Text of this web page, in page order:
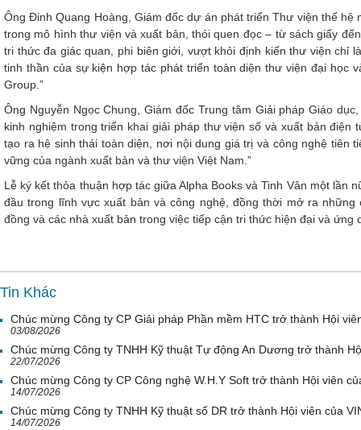
Ông Đinh Quang Hoàng, Giám đốc dự án phát triển Thư viện thế hệ
trong mô hình thư viện và xuất bản, thói quen đọc – từ sách giấy
tri thức đa giác quan, phi biên giới, vượt khỏi định kiến thư viện chỉ
tinh thần của sự kiện hợp tác phát triển toàn diện thư viện đại học
Group.”
Ông Nguyễn Ngọc Chung, Giám đốc Trung tâm Giải pháp Giáo
kinh nghiệm trong triển khai giải pháp thư viện số và xuất bản
tạo ra hệ sinh thái toàn diện, nơi nội dung giá trị và công nghệ tiên
vững của ngành xuất bản và thư viện Việt Nam.”
Lễ ký kết thỏa thuận hợp tác giữa Alpha Books và Tinh Vân một lần
đầu trong lĩnh vực xuất bản và công nghệ, đồng thời mở ra
đồng và các nhà xuất bản trong việc tiếp cận tri thức hiện đại và ứng
Tin Khác
Chúc mừng Công ty CP Giải pháp Phần mềm HTC trở thành Hội
03/08/2026
Chúc mừng Công ty TNHH Kỹ thuật Tự động An Dương trở thành
22/07/2026
Chúc mừng Công ty CP Công nghệ W.H.Y Soft trở thành Hội viên
14/07/2026
Chúc mừng Công ty TNHH Kỹ thuật số DR trở thành Hội viên của
14/07/2026